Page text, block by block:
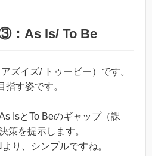
：As Is/ To Be
ズイズ/ トゥービー）です。
指す姿です。
IsとTo Beのギャップ（課
策を提示します。
り、シンプルですね。